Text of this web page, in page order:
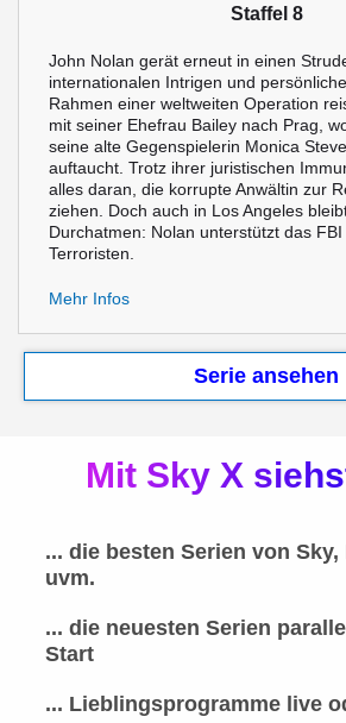
Staffel 8
John Nolan gerät erneut in einen
internationalen Intrigen und
Rahmen einer weltweiten Operation
mit seiner Ehefrau Bailey nach Prag,
seine alte Gegenspielerin Monica
auftaucht. Trotz ihrer juristischen
alles daran, die korrupte Anwältin zur
ziehen. Doch auch in Los Angeles
Durchatmen: Nolan unterstützt das
Terroristen.
Mehr Infos
Serie ansehen
Mit Sky X
... die besten Serien von Sky,
uvm.
... die neuesten Serien
Start
... Lieblingsprogramme live